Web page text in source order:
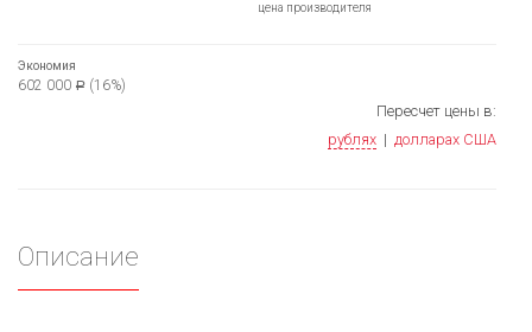
цена производителя
Экономия
602 000 Р (16%)
Пересчет цены в:
рублях | долларах США
Описание